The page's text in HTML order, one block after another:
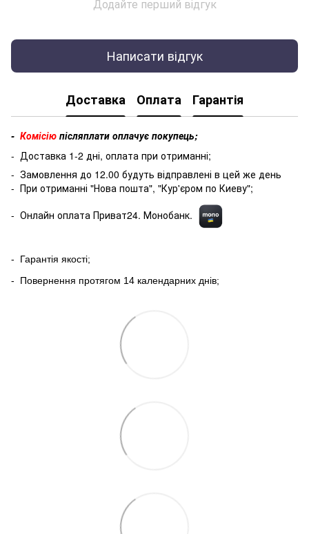
Додайте перший відгук
Написати відгук
Доставка Оплата Гарантія
- Комісію післяплати оплачує покупець;
- Доставка 1-2 дні, оплата при отриманні;
- Замовлення до 12.00 будуть відправлені в цей же день
- При отриманні "Нова пошта", "Кур'єром по Киеву";
- Онлайн оплата Приват24. Монобанк.
- Гарантія якості;
- Повернення протягом 14 календарних днів;